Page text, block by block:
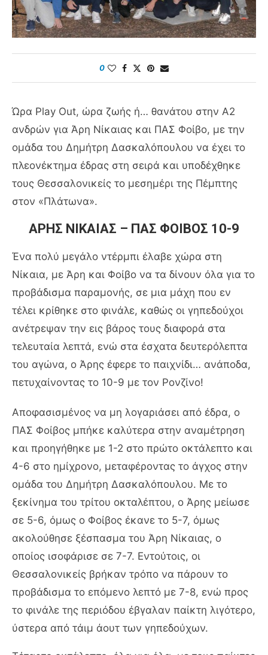
0
Ώρα Play Out, ώρα ζωής ή… θανάτου στην Α2
ανδρών για Άρη Νίκαιας και ΠΑΣ Φοίβο, με την
ομάδα του Δημήτρη Δασκαλόπουλου να έχει το
πλεονέκτημα έδρας στη σειρά και υποδέχθηκε
τους Θεσσαλονικείς το μεσημέρι της Πέμπτης
στον «Πλάτωνα».
ΑΡΗΣ ΝΙΚΑΙΑΣ – ΠΑΣ ΦΟΙΒΟΣ 10-9
Ένα πολύ μεγάλο ντέρμπι έλαβε χώρα στη
Νίκαια, με Άρη και Φοίβο να τα δίνουν όλα για το
προβάδισμα παραμονής, σε μια μάχη που εν
τέλει κρίθηκε στο φινάλε, καθώς οι γηπεδούχοι
ανέτρεψαν την εις βάρος τους διαφορά στα
τελευταία λεπτά, ενώ στα έσχατα δευτερόλεπτα
του αγώνα, ο Άρης έφερε το παιχνίδι… ανάποδα,
πετυχαίνοντας το 10-9 με τον Ρονζίνο!
Αποφασισμένος να μη λογαριάσει από έδρα, ο
ΠΑΣ Φοίβος μπήκε καλύτερα στην αναμέτρηση
και προηγήθηκε με 1-2 στο πρώτο οκτάλεπτο και
4-6 στο ημίχρονο, μεταφέροντας το άγχος στην
ομάδα του Δημήτρη Δασκαλόπουλου. Με το
ξεκίνημα του τρίτου οκταλέπτου, ο Άρης μείωσε
σε 5-6, όμως ο Φοίβος έκανε το 5-7, όμως
ακολούθησε ξέσπασμα του Άρη Νίκαιας, ο
οποίος ισοφάρισε σε 7-7. Εντούτοις, οι
Θεσσαλονικείς βρήκαν τρόπο να πάρουν το
προβάδισμα το επόμενο λεπτό με 7-8, ενώ προς
το φινάλε της περιόδου έβγαλαν παίκτη λιγότερο,
ύστερα από τάιμ άουτ των γηπεδούχων.